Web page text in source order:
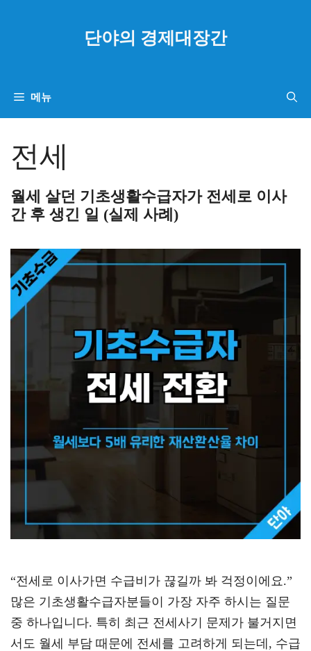
단야의 경제대장간
메뉴
전세
월세 살던 기초생활수급자가 전세로 이사
간 후 생긴 일 (실제 사례)
“전세로 이사가면 수급비가 끊길까 봐 걱정이에요.”
많은 기초생활수급자분들이 가장 자주 하시는 질문
중 하나입니다. 특히 최근 전세사기 문제가 불거지면
서도 월세 부담 때문에 전세를 고려하게 되는데, 수급